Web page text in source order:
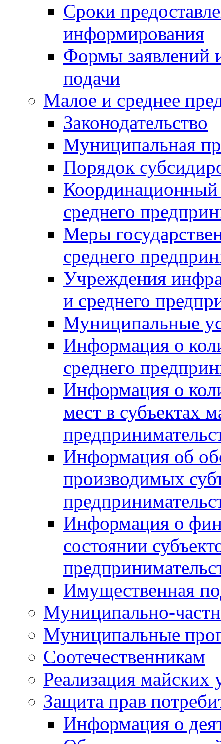
Сроки
информирования
Формы заявлений
подачи
Малое и среднее
Законодательство
Муниципальная
Порядок
Координационный
среднего
Меры
среднего
Учреждения
и среднего
Муниципальные
Информация о
среднего
Информация о
мест в субъектах
Информация об
производимых
Информация о
состоянии
Имущественная
Муниципально-
Муниципальные
Соотечественникам
Реализация майских
Защита прав
Информация о